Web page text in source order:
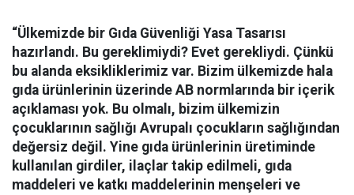
“Ülkemizde bir Gıda Güvenliği Yasa Tasarısı
hazırlandı. Bu gereklimiydi? Evet gerekliydi. Çünkü
bu alanda eksikliklerimiz var. Bizim ülkemizde hala
gıda ürünlerinin üzerinde AB normlarında bir içerik
açıklaması yok. Bu olmalı, bizim ülkemizin
çocuklarının sağlığı Avrupalı çocukların sağlığından
değersiz değil. Yine gıda ürünlerinin üretiminde
kullanılan girdiler, ilaçlar takip edilmeli, gıda
maddeleri ve katkı maddelerinin menşeleri ve